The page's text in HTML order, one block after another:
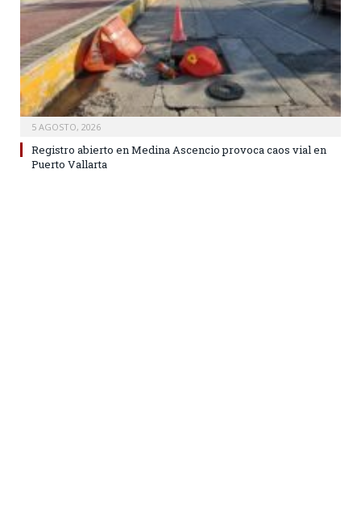
5 AGOSTO, 2026
Registro abierto en Medina Ascencio provoca caos vial en
Puerto Vallarta